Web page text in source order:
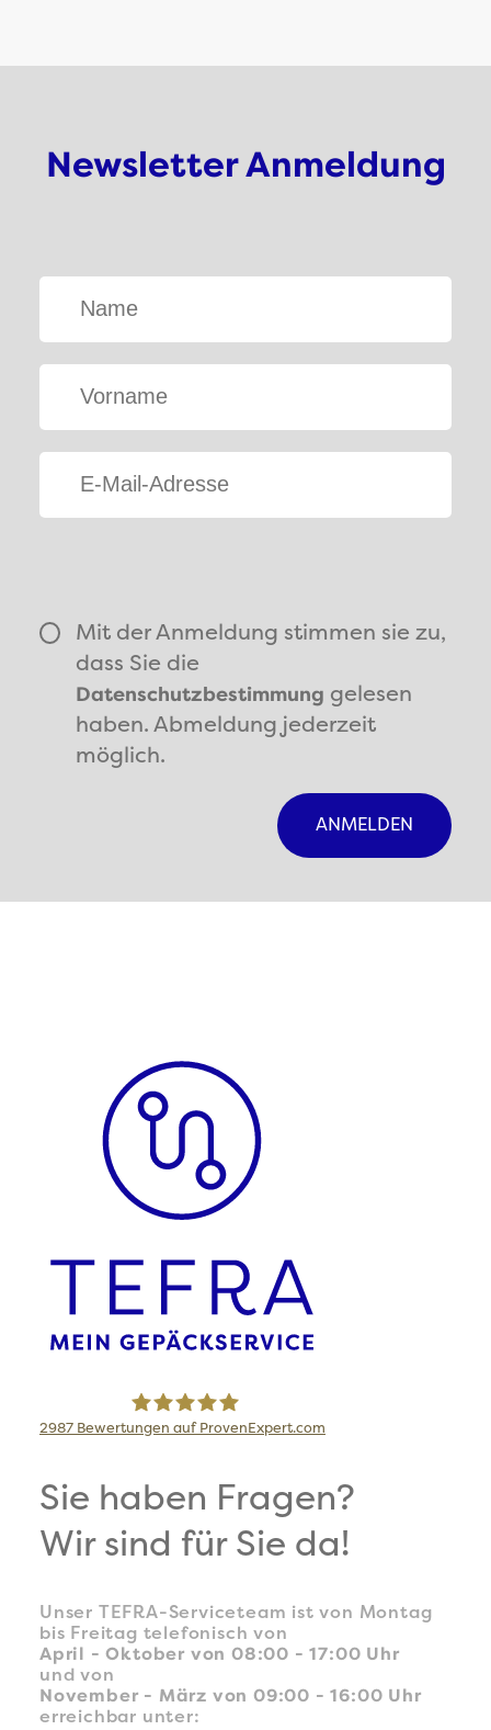
Newsletter Anmeldung
Mit der Anmeldung stimmen sie zu,
dass Sie die
Datenschutzbestimmung gelesen
haben. Abmeldung jederzeit
möglich.
ANMELDEN
2987 Bewertungen auf ProvenExpert.com
Sie haben Fragen?
Wir sind für Sie da!
Unser TEFRA-Serviceteam ist von Montag
bis Freitag telefonisch von
April - Oktober von 08:00 - 17:00 Uhr
und von
November - März von 09:00 - 16:00 Uhr
erreichbar unter: